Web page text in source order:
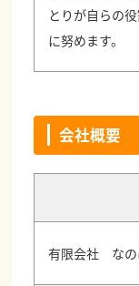
とりが自らの
に努めます。
会社概要
有限会社 なの